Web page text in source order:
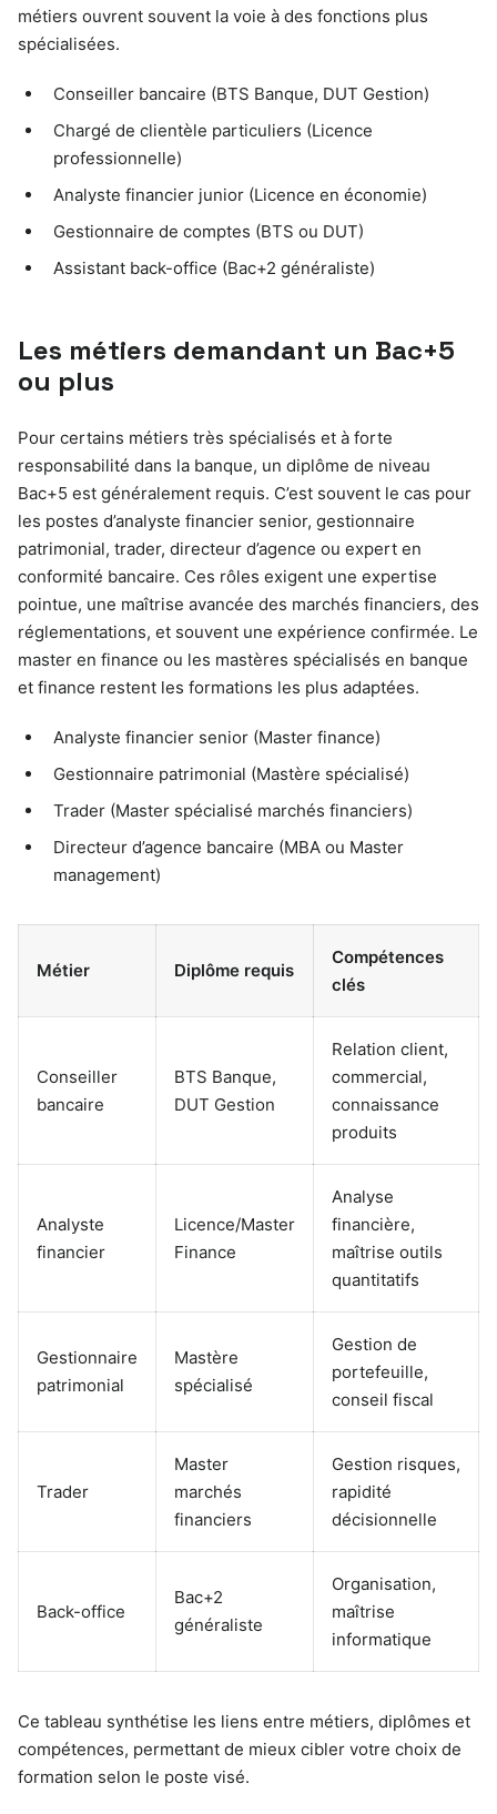
métiers ouvrent souvent la voie à des fonctions plus
spécialisées.
Conseiller bancaire (BTS Banque, DUT Gestion)
Chargé de clientèle particuliers (Licence
professionnelle)
Analyste financier junior (Licence en économie)
Gestionnaire de comptes (BTS ou DUT)
Assistant back-office (Bac+2 généraliste)
Les métiers demandant un Bac+5
ou plus
Pour certains métiers très spécialisés et à forte
responsabilité dans la banque, un diplôme de niveau
Bac+5 est généralement requis. C’est souvent le cas pour
les postes d’analyste financier senior, gestionnaire
patrimonial, trader, directeur d’agence ou expert en
conformité bancaire. Ces rôles exigent une expertise
pointue, une maîtrise avancée des marchés financiers, des
réglementations, et souvent une expérience confirmée. Le
master en finance ou les mastères spécialisés en banque
et finance restent les formations les plus adaptées.
Analyste financier senior (Master finance)
Gestionnaire patrimonial (Mastère spécialisé)
Trader (Master spécialisé marchés financiers)
Directeur d’agence bancaire (MBA ou Master
management)
Métier Diplôme requis
Compétences
clés
Conseiller
bancaire
BTS Banque,
DUT Gestion
Relation client,
commercial,
connaissance
produits
Analyste
financier
Licence/Master
Finance
Analyse
financière,
maîtrise outils
quantitatifs
Gestionnaire
patrimonial
Mastère
spécialisé
Gestion de
portefeuille,
conseil fiscal
Trader
Master
marchés
financiers
Gestion risques,
rapidité
décisionnelle
Back-office
Bac+2
généraliste
Organisation,
maîtrise
informatique
Ce tableau synthétise les liens entre métiers, diplômes et
compétences, permettant de mieux cibler votre choix de
formation selon le poste visé.